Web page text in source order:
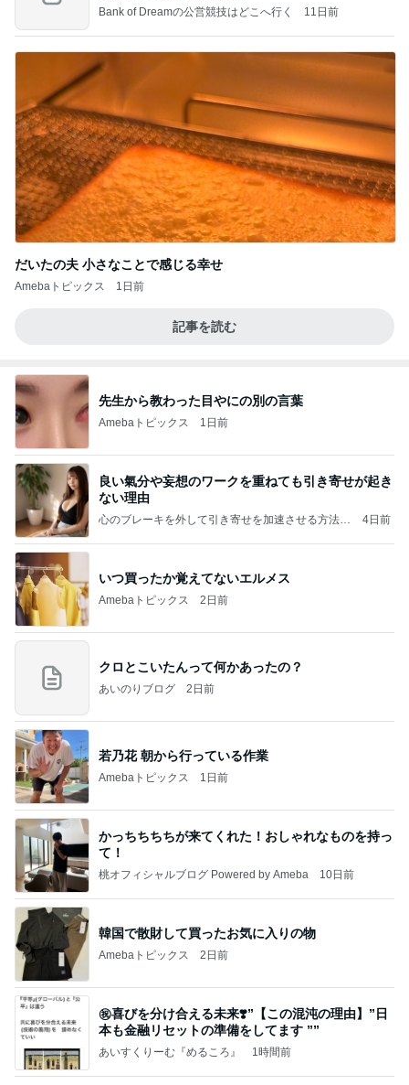
Bank of Dreamの公営競技はどこへ行く 11日前
だいたの夫 小さなことで感じる幸せ
Amebaトピックス 1日前
記事を読む
先生から教わった目やにの別の言葉
Amebaトピックス 1日前
良い氣分や妄想のワークを重ねても引き寄せが起き
ない理由
心のブレーキを外して引き寄せを加速させる方法：
4日前
いつ買ったか覚えてないエルメス
Amebaトピックス 2日前
クロとこいたんって何かあったの？
あいのりブログ 2日前
若乃花 朝から行っている作業
Amebaトピックス 1日前
かっちちちちが来てくれた！おしゃれなものを持っ
て！
桃オフィシャルブログ Powered by Ameba 10日前
韓国で散財して買ったお気に入りの物
Amebaトピックス 2日前
㊗️喜びを分け合える未来❣️”【この混沌の理由】”⽇
本も⾦融リセットの準備をしてます ””
あいすくりーむ『めるころ』 1時間前